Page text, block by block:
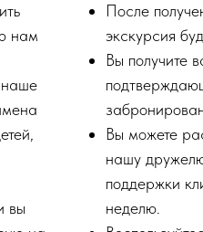
нам
наше
вы
После
экскурсия
Вы получите
Вы можете
нашу
поддержки
неделю.